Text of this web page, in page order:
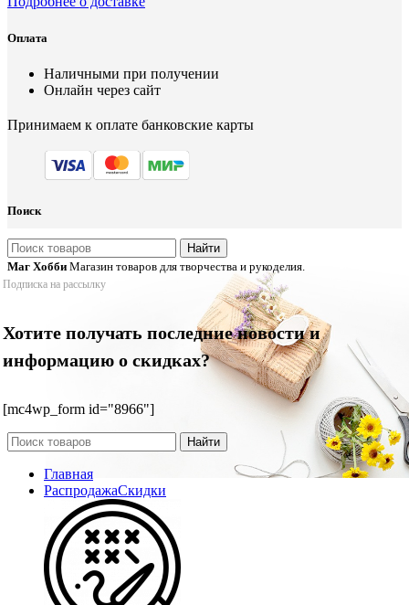
Оплата
Наличными при получении
Онлайн через сайт
Принимаем к оплате банковские карты
Поиск
Найти
Маг Хобби Магазин товаров для творчества и рукоделия.
Подписка на рассылку
Хотите получать последние новости и
информацию о скидках?
[mc4wp_form id="8966"]
Найти
Главная
РаспродажаСкидки